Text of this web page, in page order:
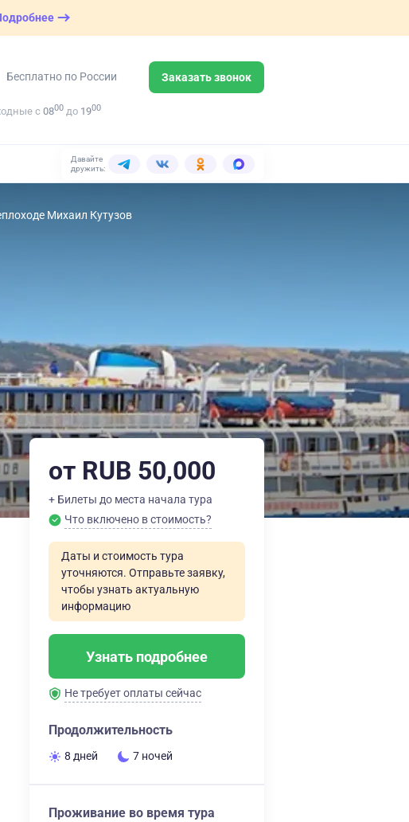
Бесплатно по России Заказать звонок
с 0800 до 1900
Давайте
дружить:
Михаил Кутузов
от RUB 50,000
+ Билеты до места начала тура
Что включено в стоимость?
Даты и стоимость тура
уточняются. Отправьте заявку,
чтобы узнать актуальную
информацию
Узнать подробнее
Не требует оплаты сейчас
Продолжительность
8 дней 7 ночей
Проживание во время тура